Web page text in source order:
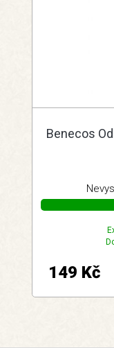
Benecos
149 Kč